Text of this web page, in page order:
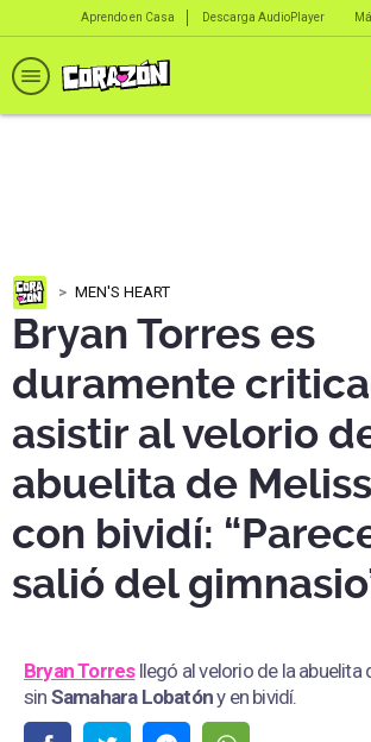
Aprendo en Casa Descarga AudioPlayer
MEN'S HEART
Bryan Torres es
duramente
asistir al velorio
abuelita de
con bividí:
salió del
Bryan Torresllegó al velorio de la abuelita
sin Samahara Lobatóny en bividí.